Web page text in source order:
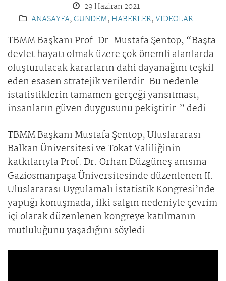
29 Haziran 2021
ANASAYFA,GÜNDEM,HABERLER,VİDEOLAR
TBMM Başkanı Prof. Dr. Mustafa Şentop, “Başta
devlet hayatı olmak üzere çok önemli alanlarda
oluşturulacak kararların dahi dayanağını teşkil
eden esasen stratejik verilerdir. Bu nedenle
istatistiklerin tamamen gerçeği yansıtması,
insanların güven duygusunu pekiştirir.” dedi.
TBMM Başkanı Mustafa Şentop, Uluslararası
Balkan Üniversitesi ve Tokat Valiliğinin
katkılarıyla Prof. Dr. Orhan Düzgüneş anısına
Gaziosmanpaşa Üniversitesinde düzenlenen II.
Uluslararası Uygulamalı İstatistik Kongresi’nde
yaptığı konuşmada, ilki salgın nedeniyle çevrim
içi olarak düzenlenen kongreye katılmanın
mutluluğunu yaşadığını söyledi.